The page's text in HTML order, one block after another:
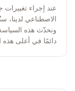
عند إجراء
الاصطناعي لدينا،
ونحدّث هذه
دائمًا في أعلى هذه